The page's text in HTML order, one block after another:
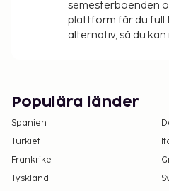
semesterboenden
plattform får du full
alternativ, så du kan
Populära länder
Spanien
Turkiet
Frankrike
Tyskland